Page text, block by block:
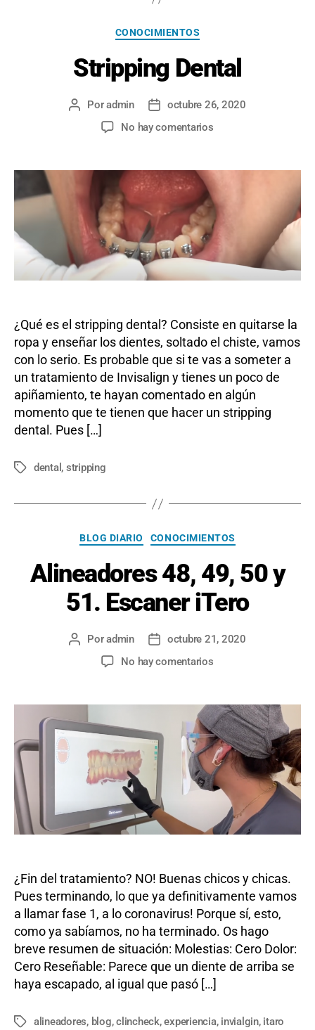
Categorías
CONOCIMIENTOS
Stripping Dental
Autor
Poradmin
Fechaoctubre 26, 2020
No hay comentariosen
¿Qué es el stripping dental? Consiste en quitarse la
ropa y enseñar los dientes, soltado el chiste, vamos
con lo serio. Es probable que si te vas a someter a
un tratamiento de Invisalign y tienes un poco de
apiñamiento, te hayan comentado en algún
momento que te tienen que hacer un stripping
dental. Pues […]
Etiquetas
dental , stripping
Categorías
BLOG DIARIO CONOCIMIENTOS
Alineadores 48, 49, 50 y
51. Escaner iTero
Autor
Poradmin
Fechaoctubre 21, 2020
No hay comentariosen
49,
50
y
51.
Escaner
iTero
¿Fin del tratamiento? NO! Buenas chicos y chicas.
Pues terminando, lo que ya definitivamente vamos
a llamar fase 1, a lo coronavirus! Porque sí, esto,
como ya sabíamos, no ha terminado. Os hago
breve resumen de situación: Molestias: Cero Dolor:
Cero Reseñable: Parece que un diente de arriba se
haya escapado, al igual que pasó […]
Etiquetasalineadores, blog,clincheck,experiencia, invialgin, itaro